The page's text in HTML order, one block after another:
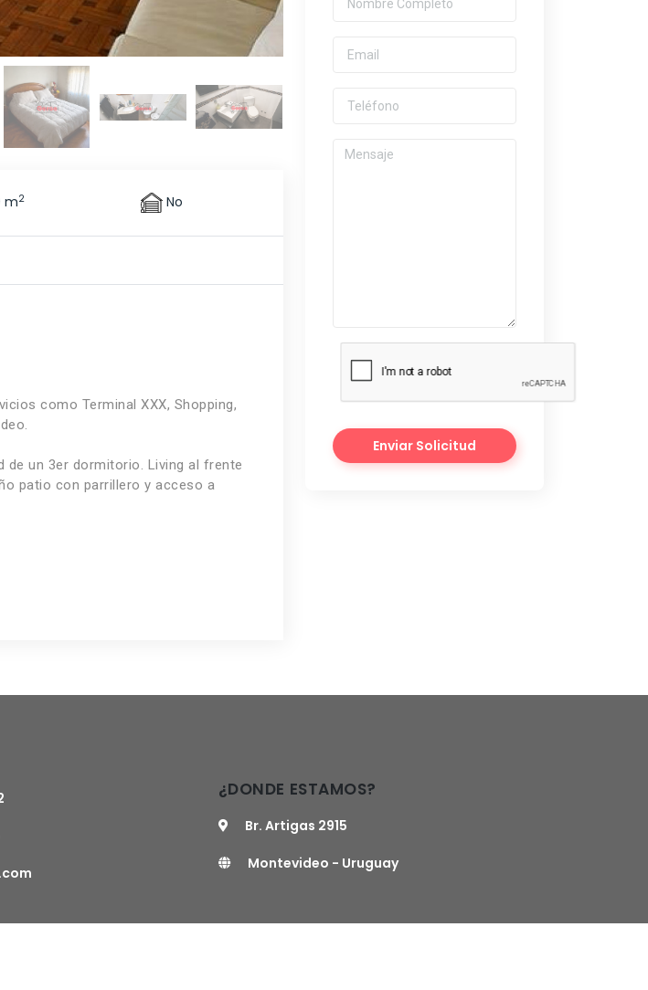
m2 No
como Terminal XXX, Shopping,
un 3er dormitorio. Living al frente
patio con parrillero y acceso a
Enviar Solicitud
¿DONDE ESTAMOS?
Br. Artigas 2915
Montevideo - Uruguay